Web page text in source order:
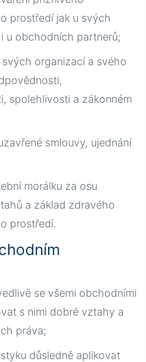
prostředí jak u svých
u obchodních partnerů;
organizací a svého
spolehlivosti a zákonném
smlouvy, ujednání
morálku za osu
a základ zdravého
prostředí.
se všemi obchodními
s nimi dobré vztahy a
práva;
důsledně aplikovat